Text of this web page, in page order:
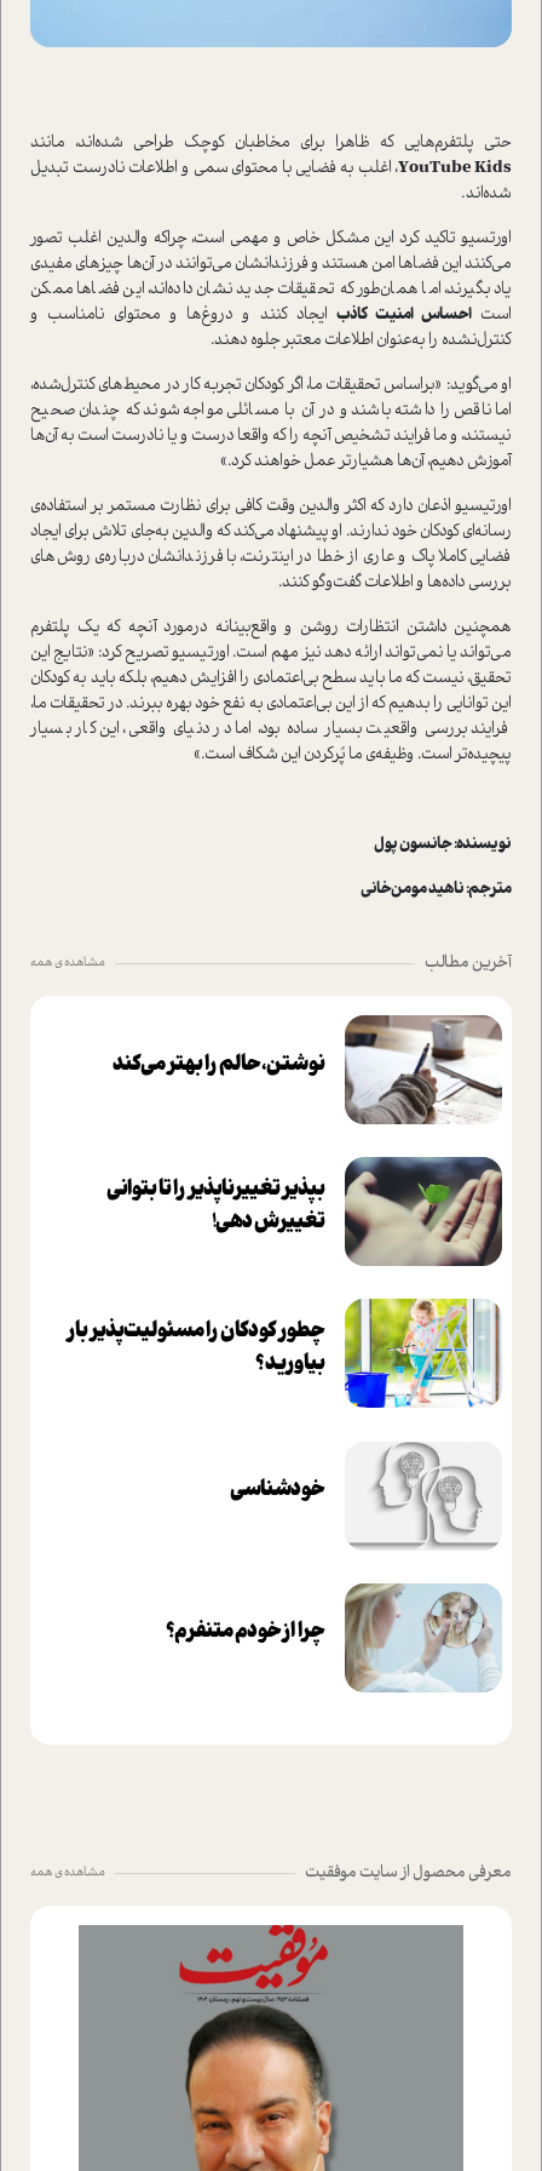
حتی پلتفرم‌هایی که ظاهرا برای مخاطبان کوچک طراحی شده‌اند، مانند
YouTube Kids، اغلب به فضایی با محتوای سمی و اطلاعات نادرست تبدیل
شده‌اند.
اورتسیو تاکید کرد این مشکل خاص و مهمی است، چراکه والدین اغلب تصور
می‌کنند این فضاها امن هستند و فرزندانشان می‌توانند در آن‌ها چیزهای مفیدی
یاد بگیرند، اما همان‌طور که تحقیقات جدید نشان داده‌اند، این فضاها ممکن
است احساس امنیت کاذب ایجاد کنند و دروغ‌ها و محتوای نامناسب و
کنترل‌نشده را به‌عنوان اطلاعات معتبر جلوه دهند.
او می‌گوید: «براساس تحقیقات ما، اگر کودکان تجربه کار در محیط‌های کنترل‌شده،
اما ناقص را داشته باشند و در آن با مسائلی مواجه شوند که چندان صحیح
نیستند، و ما فرایند تشخیص آنچه را که واقعا درست و یا نادرست است به آن‌ها
آموزش دهیم، آن‌ها هشیارتر عمل خواهند کرد.»
اورتیسیو اذعان دارد که اکثر والدین وقت کافی برای نظارت مستمر بر استفاده‌ی
رسانه‌ای کودکان خود ندارند. او پیشنهاد می‌کند که والدین به‌جای تلاش برای ایجاد
فضایی کاملا پاک و عاری از خطا در اینترنت، با فرزندانشان درباره‌ی روش‌های
بررسی داده‌ها و اطلاعات گفت‌وگو کنند.
همچنین داشتن انتظارات روشن و واقع‌بینانه درمورد آنچه که یک پلتفرم
می‌تواند یا نمی‌تواند ارائه دهد نیز مهم است. اورتیسیو تصریح کرد: «نتایج این
تحقیق، نیست که ما باید سطح بی‌اعتمادی را افزایش دهیم، بلکه باید به کودکان
این توانایی را بدهیم که از این بی‌اعتمادی به نفع خود بهره ببرند. در تحقیقات ما،
فرایند بررسی واقعیت بسیار ساده بود، اما در دنیای واقعی، این کار بسیار
پیچیده‌تر است. وظیفه‌ی ما پُرکردن این شکاف است.»
نویسنده: جانسون پول
مترجم: ناهید مومن‌خانی
آخرین مطالب مشاهده ی همه
نوشتن، حالم را بهتر می‌کند
بپذير تغييرناپذير را تا بتواني
تغييرش دهي!‏
چطور کودکان را مسئولیت‌پذیر بار
بیاورید؟
خودشناسی
چرا از خودم متنفرم؟
معرفی محصول از سایت موفقیت مشاهده ی همه